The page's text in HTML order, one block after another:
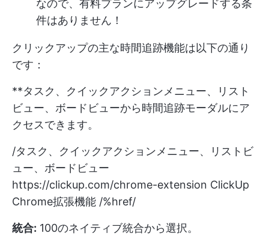
なので、有料プランにアップグレードする条
件はありません！
クリックアップの主な時間追跡機能は以下の通り
です：
**タスク、クイックアクションメニュー、リスト
ビュー、ボードビューから時間追跡モーダルにア
クセスできます。
/タスク、クイックアクションメニュー、リストビ
ュー、ボードビュー
https://clickup.com/chrome-extension ClickUp
Chrome拡張機能 /%href/
統合: 100のネイティブ統合から選択。